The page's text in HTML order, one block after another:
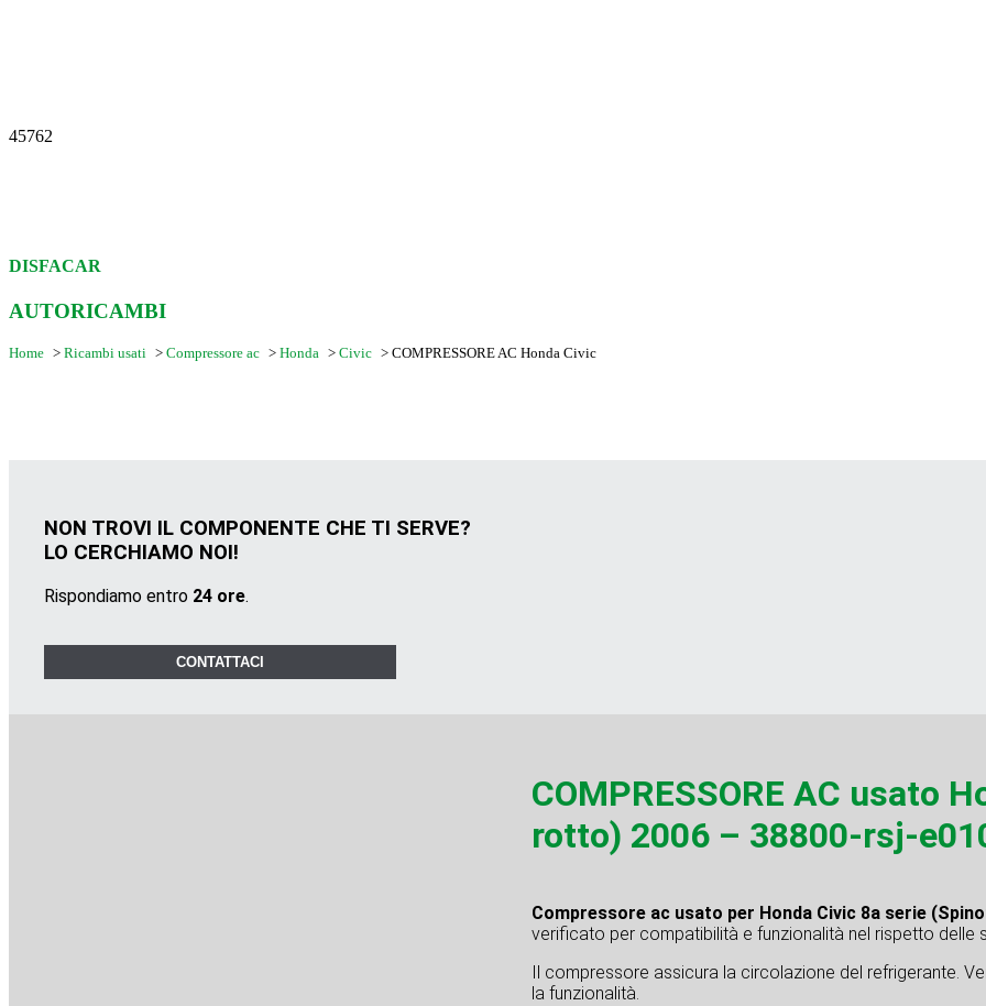
45762
DISFACAR
AUTORICAMBI
Home > Ricambi usati > Compressore ac > Honda > Civic > COMPRESSORE AC Honda Civic
NON TROVI IL COMPONENTE CHE TI SERVE?
LO CERCHIAMO NOI!
Rispondiamo entro 24 ore.
CONTATTACI
COMPRESSORE AC usato
rotto) 2006 – 38800-rsj-
Compressore ac usato per Honda Civic 8a serie
verificato per compatibilità e funzionalità nel rispetto delle
Il compressore assicura la circolazione del refrigerante.
la funzionalità.